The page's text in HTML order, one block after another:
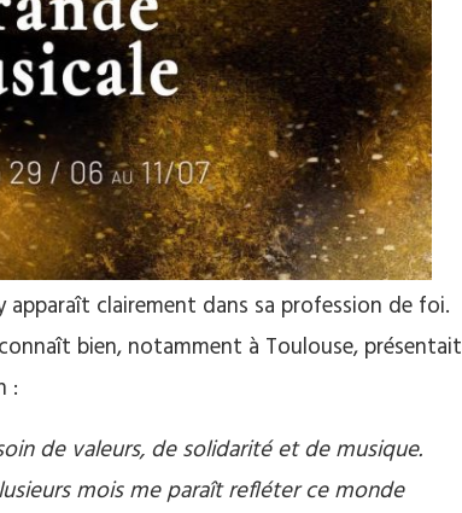
clairement dans sa profession de foi.
bien, notamment à Toulouse, présentait
:
de valeurs, de solidarité et de musique.
mois me paraît refléter ce monde